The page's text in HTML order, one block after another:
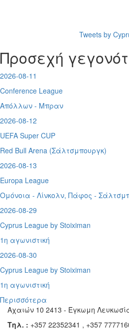
Tweets by
Προσεχή
2026-08-11
Conference League
Απόλλων - Μπραν
2026-08-12
UEFA Super CUP
Red Bull Arena (Σάλτσμπουργκ)
2026-08-13
Europa League
Ομόνοια - Λίνκολν, Πάφος -
2026-08-29
Cyprus League by Stoiximan
1η αγωνιστική
2026-08-30
Cyprus League by Stoiximan
1η αγωνιστική
Περισσότερα
Αχαιών 10 2413 - Έγκωμη
Τηλ. : +357 22352341 , +357